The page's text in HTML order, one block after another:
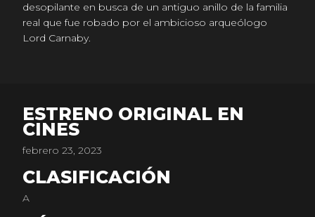
desopilante en busca de un antiguo anillo de la familia
real que fue robado por el ambicioso arqueólogo
Lord Carnaby.
ESTRENO ORIGINAL EN
CINES
febrero 23, 2023
CLASIFICACIÓN
A